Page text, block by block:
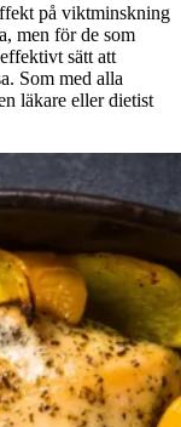
på viktminskning
men för de som
sätt att
Som med alla
läkare eller dietist